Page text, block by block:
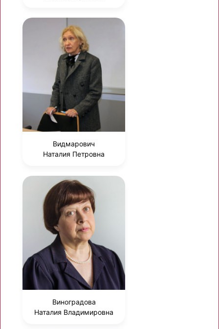
Видмарович
Наталия Петровна
Виноградова
Наталия Владимировна